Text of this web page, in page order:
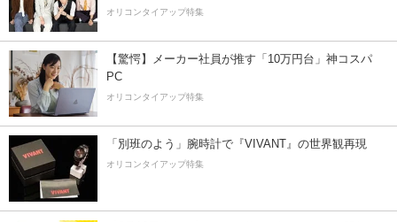
オリコンタイアップ特集
【驚愕】メーカー社員が推す「10万円台」神コスパ
PC
オリコンタイアップ特集
「別班のよう」腕時計で『VIVANT』の世界観再現
オリコンタイアップ特集